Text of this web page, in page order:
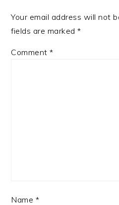
Your email address will not
fields are marked*
Comment*
Name *